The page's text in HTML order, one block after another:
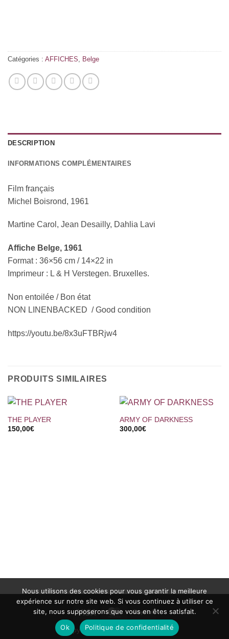
Catégories : AFFICHES Belge
DESCRIPTION
INFORMATIONS COMPLÉMENTAIRES
Film français
Michel Boisrond, 1961
Martine Carol, Jean Desailly, Dahlia Lavi
Affiche Belge, 1961
Format : 36×56 cm / 14×22 in
Imprimeur : L & H Verstegen. Bruxelles.
Non entoilée / Bon état
NON LINENBACKED / Good condition
https://youtu.be/8x3uFTBRjw4
PRODUITS SIMILAIRES
THE PLAYER
150,00€
ARMY OF DARKNESS
300,00€
Visa MasterCardPayPal
Copyright 2002 ©Ciné-Images
Nous utilisons des cookies pour vous garantir la meilleure
expérience sur notre site web. Si vous continuez à utiliser ce
site, nous supposerons que vous en êtes satisfait.
Ok
Politique de confidentialité